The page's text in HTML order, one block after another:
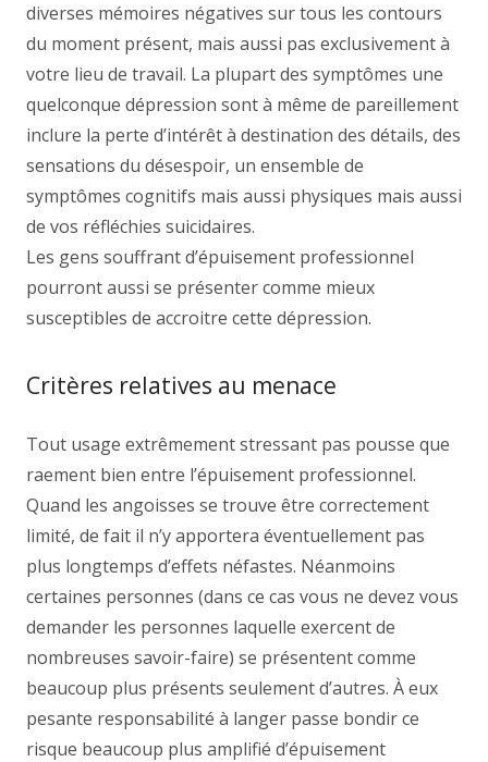
diverses mémoires négatives sur tous les contours
du moment présent, mais aussi pas exclusivement à
votre lieu de travail. La plupart des symptômes une
quelconque dépression sont à même de pareillement
inclure la perte d’intérêt à destination des détails, des
sensations du désespoir, un ensemble de
symptômes cognitifs mais aussi physiques mais aussi
de vos réfléchies suicidaires.
Les gens souffrant d’épuisement professionnel
pourront aussi se présenter comme mieux
susceptibles de accroitre cette dépression.
Critères relatives au menace
Tout usage extrêmement stressant pas pousse que
raement bien entre l’épuisement professionnel.
Quand les angoisses se trouve être correctement
limité, de fait il n’y apportera éventuellement pas
plus longtemps d’effets néfastes. Néanmoins
certaines personnes (dans ce cas vous ne devez vous
demander les personnes laquelle exercent de
nombreuses savoir-faire) se présentent comme
beaucoup plus présents seulement d’autres. À eux
pesante responsabilité à langer passe bondir ce
risque beaucoup plus amplifié d’épuisement